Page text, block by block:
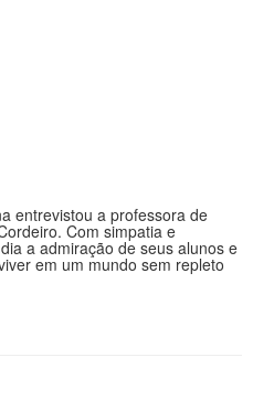
entrevistou a professora de
Com simpatia e
a admiração de seus alunos e
em um mundo sem repleto